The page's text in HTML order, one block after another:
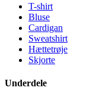
T-shirt
Bluse
Cardigan
Sweatshirt
Hættetrøje
Skjorte
Underdele